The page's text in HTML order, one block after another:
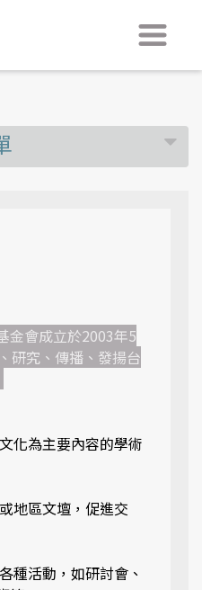
金會成立於2003年5
研究、傳播、發揚台
化為主要內容的學術
地區文壇，促進交
種活動，如研討會、